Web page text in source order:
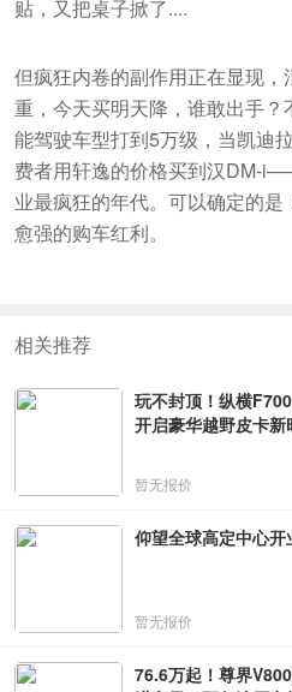
但疯狂内卷的副作用正在显现
重，今天买明天降，谁敢出手
能驾驶车型打到5万级，当凯迪
费者用轩逸的价格买到汉DM-
业最疯狂的年代。可以确定的
愈强的购车红利。
相关推荐
玩不封顶！纵横
开启豪华越野皮卡新
暂无报价
仰望全球高定中心
暂无报价
76.6万起！尊界